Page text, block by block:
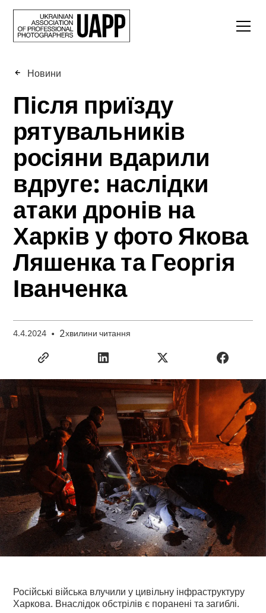
Новини
Після приїзду
рятувальників
росіяни вдарили
вдруге: наслідки
атаки дронів на
Харків у фото Якова
Ляшенка та Георгія
Іванченка
4.4.2024 • 2хвилини читання
Російські війська влучили у цивільну інфраструктуру
Харкова. Внаслідок обстрілів є поранені та загиблі.